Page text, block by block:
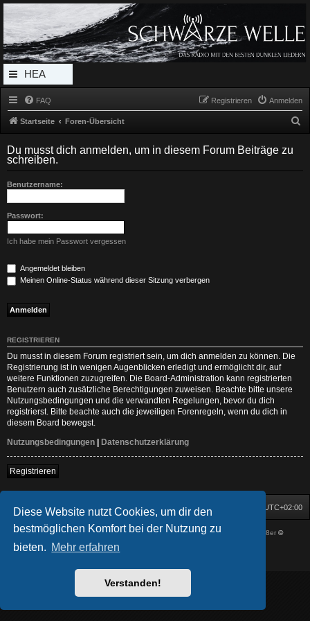
Diese Website nutzt Cookies, um dir den
bestmöglichen Komfort bei der Nutzung zu
bieten. Mehr erfahren
Verstanden!
Radio Schwarze Welle Forum
Das Radio mit den Besten Dunklen Liedern
HEA
DERL
MEN
U
FAQ Anmelden
Registrieren
Startseite Foren-Übersicht
h
Du musst dich anmelden, um in diesem Forum Beiträge zu
schreiben.
Benutzername:
Passwort:
Ich habe mein Passwort vergessen
Angemeldet bleiben
Meinen Online-Status während dieser Sitzung verbergen
REGISTRIEREN
Du musst in diesem Forum registriert sein, um dich anmelden zu können. Die
Registrierung ist in wenigen Augenblicken erledigt und ermöglicht dir, auf
weitere Funktionen zuzugreifen. Die Board-Administration kann registrierten
Benutzern auch zusätzliche Berechtigungen zuweisen. Beachte bitte unsere
Nutzungsbedingungen und die verwandten Regelungen, bevor du dich
registrierst. Bitte beachte auch die jeweiligen Forenregeln, wenn du dich in
diesem Board bewegst.
Nutzungsbedingungen
Datenschutzerklärung
Registrieren
Startseite Foren-Übersicht UTC+02:00
Powered byphpBB® Forum Software © phpBB Limited| DVGFX by: Prosk8er©
Deutsche Übersetzung durch